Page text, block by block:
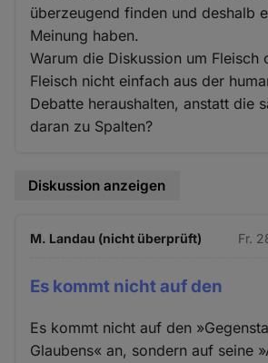
überzeugend finden und deshalb
Meinung haben.
Warum die Diskussion um Fleisch
Fleisch nicht einfach aus der
Debatte heraushalten, anstatt die
daran zu Spalten?
Diskussion anzeigen
M. Landau (nicht überprüft) Fr.
Es kommt nicht auf den
Es kommt nicht auf den
Glaubens« an, sondern auf seine